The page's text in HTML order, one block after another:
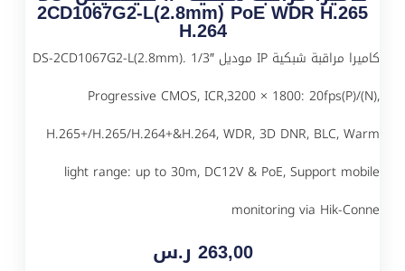
2CD1067G2-L(2.8mm) PoE WDR H.265
H.264
كاميرا مراقبة شبكية IP موديل DS-2CD1067G2-L(2.8mm). 1/3″
Progressive CMOS, ICR,3200 × 1800: 20fps(P)/(N),
H.265+/H.265/H.264+&H.264, WDR, 3D DNR, BLC, Warm
light range: up to 30m, DC12V & PoE, Support mobile
monitoring via Hik-Conne
263,00 ر.س